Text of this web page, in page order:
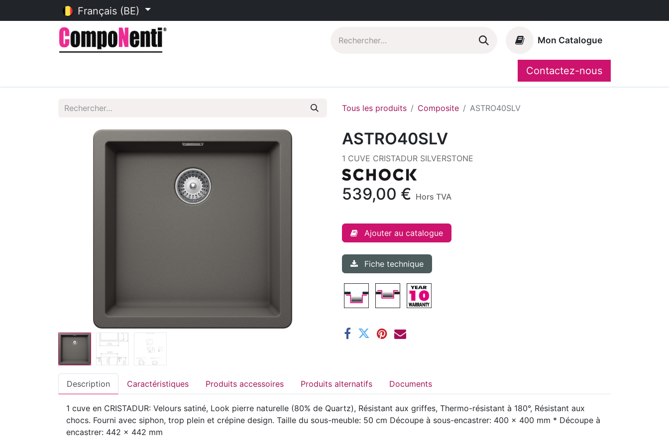
Français (BE)
Mon Catalogue
CompoShop
Contactez-nous
Tous les produits Composite ASTRO40SLV
ASTRO40SLV
1 CUVE CRISTADUR SILVERSTONE
539,00 € Hors TVA
Ajouter au catalogue
Fiche technique
Description Caractéristiques Produits accessoires Produits alternatifs Documents
1 cuve en CRISTADUR: Velours satiné, Look pierre naturelle (80% de Quartz), Résistant aux griffes, Thermo-résistant à 180°, Résistant aux
chocs. Fourni avec siphon, trop plein et crépine design. Taille du sous-meuble: 50 cm Découpe à sous-encastrer: 400 x 400 mm * Découpe à
encastrer: 442 x 442 mm